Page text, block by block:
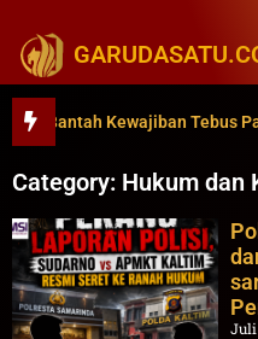
Kewajiban Tebus Paket
Category: Hukum dan
Juli